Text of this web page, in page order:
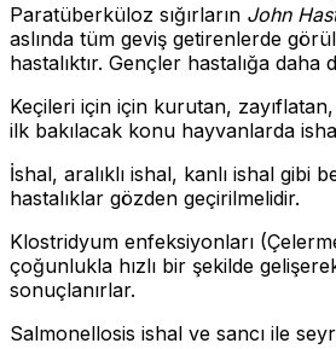
Paratüberküloz sığırların John
aslında tüm geviş getirenlerde
hastalıktır. Gençler hastalığa daha
Keçileri için için kurutan,
ilk bakılacak konu hayvanlarda
İshal, aralıklı ishal, kanlı ishal gibi
hastalıklar gözden geçirilmelidir.
Klostridyum enfeksiyonları
çoğunlukla hızlı bir şekilde
sonuçlanırlar.
Salmonellosis ishal ve sancı ile